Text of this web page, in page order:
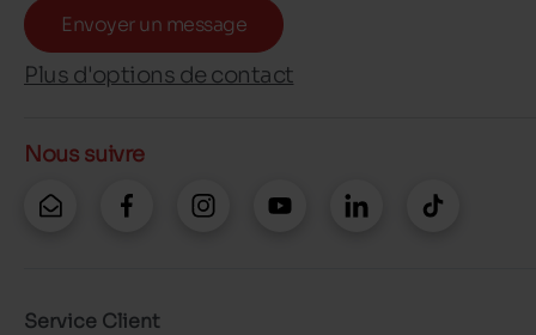
Envoyer un message
Plus d'options de contact
Nous suivre
Service Client